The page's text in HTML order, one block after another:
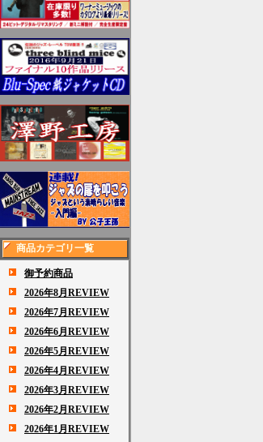
商品カテゴリ一覧
御予約商品
2026年8月REVIEW
2026年7月REVIEW
2026年6月REVIEW
2026年5月REVIEW
2026年4月REVIEW
2026年3月REVIEW
2026年2月REVIEW
2026年1月REVIEW